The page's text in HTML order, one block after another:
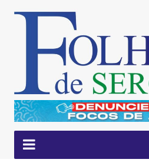
conteúdo